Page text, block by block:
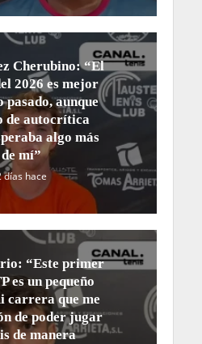
Cherubino: “El
2026 es mejor
pasado, aunque
de autocrítica
algo más
de mí”
días hace
“Este primer
es un pequeño
carrera que me
de poder jugar
de manera